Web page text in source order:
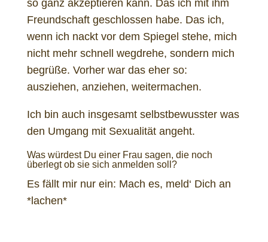
so ganz akzeptieren kann. Das ich mit ihm
Freundschaft geschlossen habe. Das ich,
wenn ich nackt vor dem Spiegel stehe, mich
nicht mehr schnell wegdrehe, sondern mich
begrüße. Vorher war das eher so:
ausziehen, anziehen, weitermachen.
Ich bin auch insgesamt selbstbewusster was
den Umgang mit Sexualität angeht.
Was würdest Du einer Frau sagen, die noch
überlegt ob sie sich anmelden soll?
Es fällt mir nur ein: Mach es, meld‘ Dich an
*lachen*